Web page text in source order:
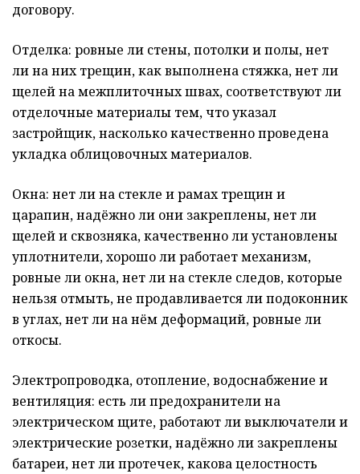
договору.
Отделка: ровные ли стены, потолки и полы, нет
ли на них трещин, как выполнена стяжка, нет ли
щелей на межплиточных швах, соответствуют ли
отделочные материалы тем, что указал
застройщик, насколько качественно проведена
укладка облицовочных материалов.
Окна: нет ли на стекле и рамах трещин и
царапин, надёжно ли они закреплены, нет ли
щелей и сквозняка, качественно ли установлены
уплотнители, хорошо ли работает механизм,
ровные ли окна, нет ли на стекле следов, которые
нельзя отмыть, не продавливается ли подоконник
в углах, нет ли на нём деформаций, ровные ли
откосы.
Электропроводка, отопление, водоснабжение и
вентиляция: есть ли предохранители на
электрическом щите, работают ли выключатели и
электрические розетки, надёжно ли закреплены
батареи, нет ли протечек, какова целостность